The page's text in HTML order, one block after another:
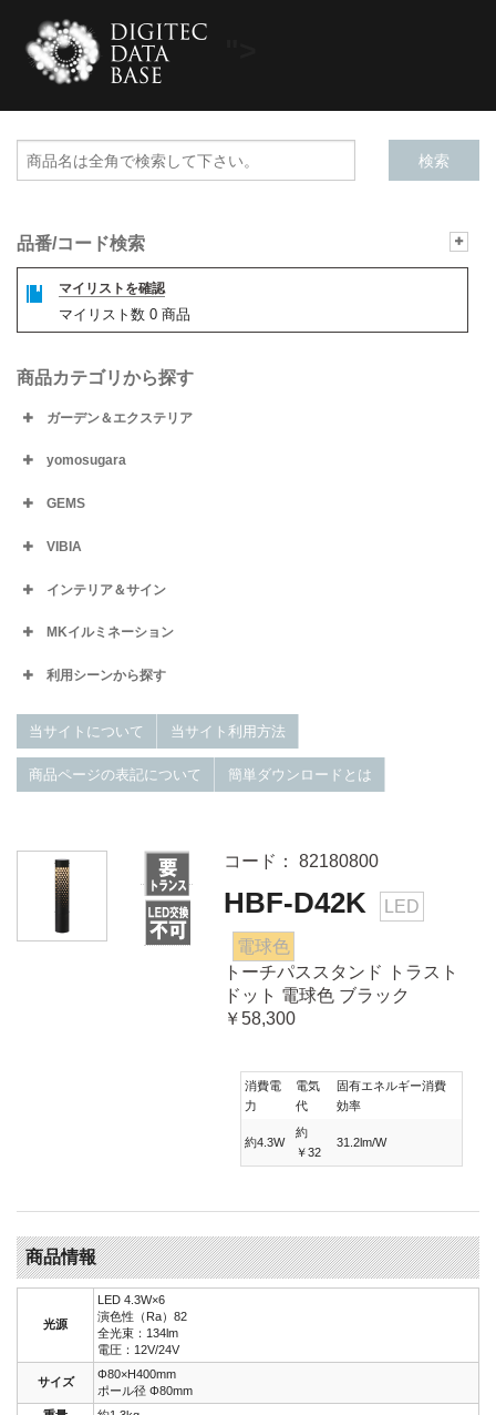
品番/コード検索
マイリストを確認
マイリスト数 0 商品
商品カテゴリから探す
ガーデン＆エクステリア
yomosugara
GEMS
VIBIA
インテリア＆サイン
MKイルミネーション
利用シーンから探す
当サイトについて 当サイト利用方法
商品ページの表記について 簡単ダウンロードとは
コード： 82180800
HBF-D42K LED
電球色
トーチパススタンド トラスト
ドット 電球色 ブラック
￥58,300
消費電
力
電気
代
固有エネルギー消費
効率
約4.3W
約
￥32
31.2lm/W
商品情報
光源
LED 4.3W×6
演色性（Ra）82
全光束：134lm
電圧：12V/24V
サイズ
Φ80×H400mm
ポール径 Φ80mm